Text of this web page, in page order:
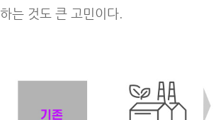
하는 것도 큰 고민이다.